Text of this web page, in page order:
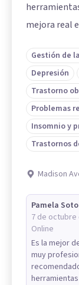
mejora real
Gestión de
Depresión
Trastorno
Problemas
Insomnio y
Trastornos
Madison
Pamela Soto
7 de octubre
Online
Es la mejor
muy